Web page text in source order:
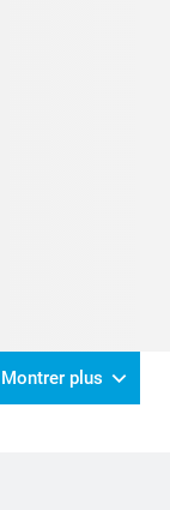
Montrer plus